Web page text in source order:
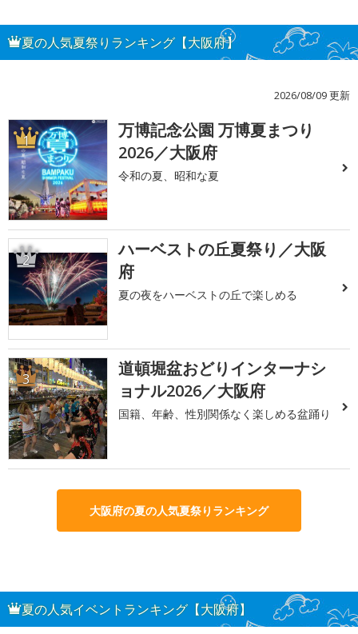
夏の人気夏祭りランキング【大阪府】
2026/08/09 更新
1
万博記念公園 万博夏まつり
2026／大阪府
令和の夏、昭和な夏
2
ハーベストの丘夏祭り／大阪
府
夏の夜をハーベストの丘で楽しめる
3
道頓堀盆おどりインターナシ
ョナル2026／大阪府
国籍、年齢、性別関係なく楽しめる盆踊り
大阪府の夏の人気夏祭りランキング
夏の人気イベントランキング【大阪府】